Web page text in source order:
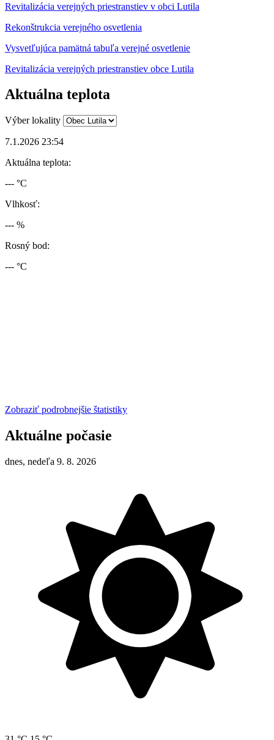
Revitalizácia verejných priestranstiev v obci Lutila
Rekonštrukcia verejného osvetlenia
Vysvetľujúca pamätná tabuľa verejné osvetlenie
Revitalizácia verejných priestranstiev obce Lutila
Aktuálna teplota
Výber lokality
7.1.2026 23:54
Aktuálna teplota:
--- °C
Vlhkosť:
--- %
Rosný bod:
--- °C
Zobraziť podrobnejšie štatistiky
Aktuálne počasie
dnes, nedeľa 9. 8. 2026